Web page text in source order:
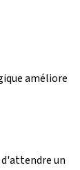
améliore
un